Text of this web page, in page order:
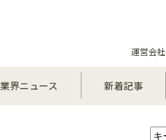
運営会社
業界ニュース 新着記事